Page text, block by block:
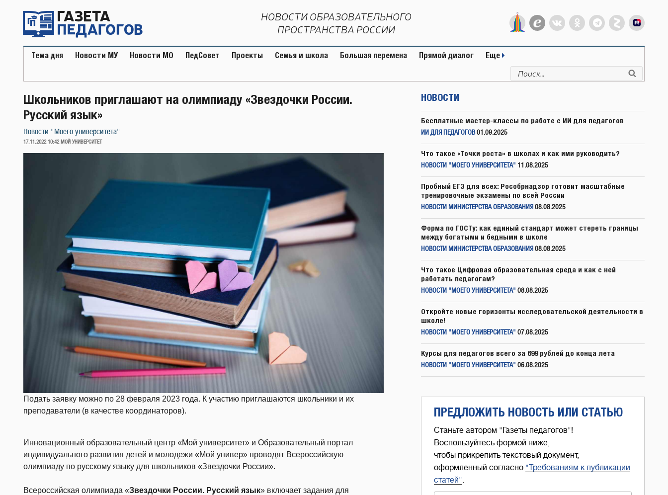
содержимому
НОВОСТИ ОБРАЗОВАТЕЛЬНОГО
ПРОСТРАНСТВА РОССИИ
Тема дня Новости МУ Новости МО ПедСовет Проекты Семья и школа Большая перемена Прямой диалог Еще
Искать:
Школьников приглашают на олимпиаду «Звездочки России.
Русский язык»
Новости "Моего университета"
ОПУБЛИКОВАНО
17.11.2022 10:42 МОЙ УНИВЕРСИТЕТ
Подать заявку можно по 28 февраля 2023 года. К участию приглашаются школьники и их
преподаватели (в качестве координаторов).
Инновационный образовательный центр «Мой университет» и Образовательный портал
индивидуального развития детей и молодежи «Мой универ» проводят Всероссийскую
олимпиаду по русскому языку для школьников «Звездочки России».
Всероссийская олимпиада «Звездочки России. Русский язык» включает задания для
НОВОСТИ
Бесплатные мастер-классы по работе с ИИ для педагогов
ИИ ДЛЯ ПЕДАГОГОВ 01.09.2025
Что такое «Точки роста» в школах и как ими руководить?
НОВОСТИ "МОЕГО УНИВЕРСИТЕТА" 11.08.2025
Пробный ЕГЭ для всех: Рособрнадзор готовит масштабные
тренировочные экзамены по всей России
НОВОСТИ МИНИСТЕРСТВА ОБРАЗОВАНИЯ 08.08.2025
Форма по ГОСТу: как единый стандарт может стереть границы
между богатыми и бедными в школе
НОВОСТИ МИНИСТЕРСТВА ОБРАЗОВАНИЯ 08.08.2025
Что такое Цифровая образовательная среда и как с ней
работать педагогам?
НОВОСТИ "МОЕГО УНИВЕРСИТЕТА" 08.08.2025
Откройте новые горизонты исследовательской деятельности в
школе!
НОВОСТИ "МОЕГО УНИВЕРСИТЕТА" 07.08.2025
Курсы для педагогов всего за 699 рублей до конца лета
НОВОСТИ "МОЕГО УНИВЕРСИТЕТА" 06.08.2025
ПРЕДЛОЖИТЬ НОВОСТЬ ИЛИ СТАТЬЮ
Станьте автором "Газеты педагогов"!
Воспользуйтесь формой ниже,
чтобы прикрепить текстовый документ,
оформленный согласно "Требованиям к публикации
статей".